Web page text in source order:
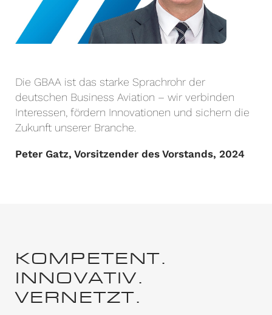
Die GBAA ist das starke Sprachrohr der
deutschen Business Aviation – wir verbinden
Interessen, fördern Innovationen und sichern die
Zukunft unserer Branche.
Peter Gatz, Vorsitzender des Vorstands, 2024
KOMPETENT.
INNOVATIV.
VERNETZT.